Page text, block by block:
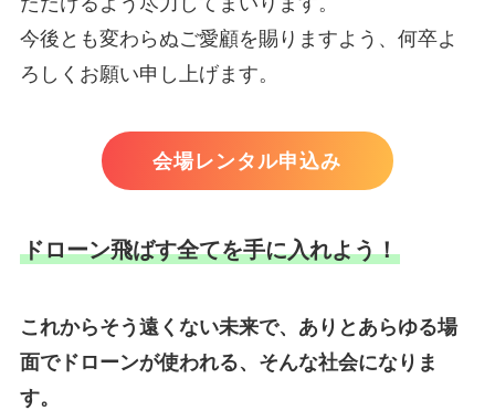
今後とも変わらぬご愛顧を賜りますよう、何卒よ
ろしくお願い申し上げます。
会場レンタル申込み
ドローン飛ばす全てを手に入れよう！
これからそう遠くない未来で、ありとあらゆる場
面でドローンが使われる、そんな社会になりま
す。